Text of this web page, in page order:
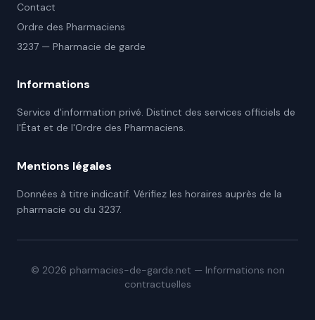
Contact
Ordre des Pharmaciens
3237 — Pharmacie de garde
Informations
Service d'information privé. Distinct des services officiels de
l'État et de l'Ordre des Pharmaciens.
Mentions légales
Données à titre indicatif. Vérifiez les horaires auprès de la
pharmacie ou du 3237.
© 2026 pharmacies-de-garde.net — Informations non
contractuelles